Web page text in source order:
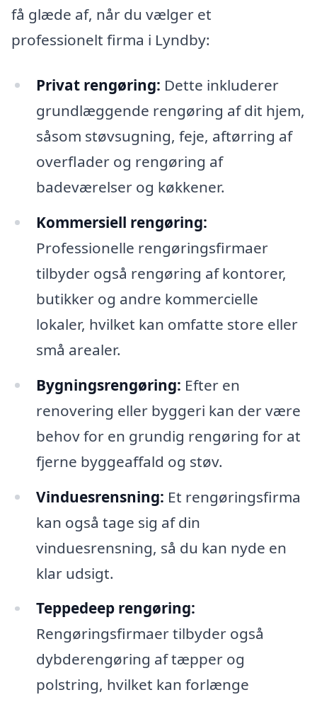
få glæde af, når du vælger et
professionelt firma i Lyndby:
Privat rengøring: Dette inkluderer
grundlæggende rengøring af dit hjem,
såsom støvsugning, feje, aftørring af
overflader og rengøring af
badeværelser og køkkener.
Kommersiell rengøring:
Professionelle rengøringsfirmaer
tilbyder også rengøring af kontorer,
butikker og andre kommercielle
lokaler, hvilket kan omfatte store eller
små arealer.
Bygningsrengøring: Efter en
renovering eller byggeri kan der være
behov for en grundig rengøring for at
fjerne byggeaffald og støv.
Vinduesrensning: Et rengøringsfirma
kan også tage sig af din
vinduesrensning, så du kan nyde en
klar udsigt.
Teppedeep rengøring:
Rengøringsfirmaer tilbyder også
dybderengøring af tæpper og
polstring, hvilket kan forlænge